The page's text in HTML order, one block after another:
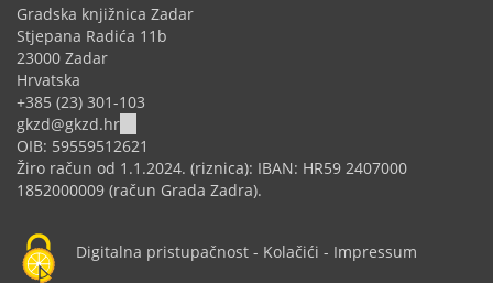
Gradska knjižnica Zadar
Stjepana Radića 11b
23000 Zadar
Hrvatska
+385 (23) 301-103
gkzd@gkzd.hr
sends
e-
mail)
OIB: 59559512621
Žiro račun od 1.1.2024. (riznica): IBAN: HR59 2407000
1852000009 (račun Grada Zadra).
Digitalna pristupačnost - Kolačići - Impressum